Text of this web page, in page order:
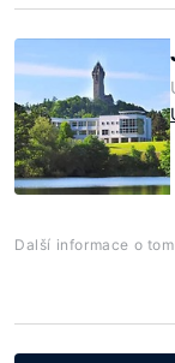
Další informace o